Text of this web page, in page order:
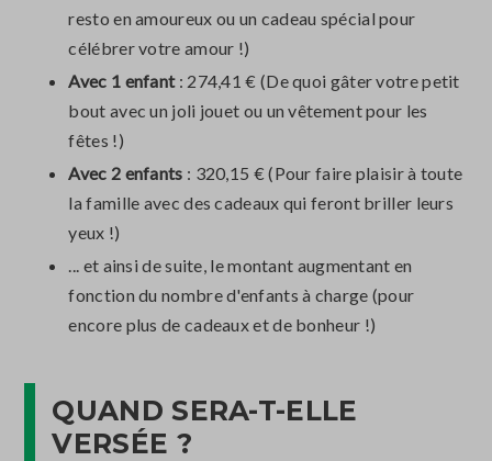
resto en amoureux ou un cadeau spécial pour
célébrer votre amour !)
Avec 1 enfant: 274,41 € (De quoi gâter votre petit
bout avec un joli jouet ou un vêtement pour les
fêtes !)
Avec 2 enfants : 320,15 € (Pour faire plaisir à toute
la famille avec des cadeaux qui feront briller leurs
yeux !)
... et ainsi de suite, le montant augmentant en
fonction du nombre d'enfants à charge (pour
encore plus de cadeaux et de bonheur !)
QUAND SERA-T-ELLE
VERSÉE ?